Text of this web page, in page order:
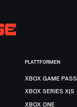
PLATTFORMEN
XBOX GAME PASS
XBOX SERIES X|S
XBOX ONE